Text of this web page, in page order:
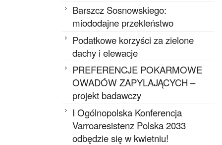
Barszcz Sosnowskiego:
miododajne przekleństwo
Podatkowe korzyści za zielone
dachy i elewacje
PREFERENCJE POKARMOWE
OWADÓW ZAPYLAJĄCYCH –
projekt badawczy
I Ogólnopolska Konferencja
Varroaresistenz Polska 2033
odbędzie się w kwietniu!